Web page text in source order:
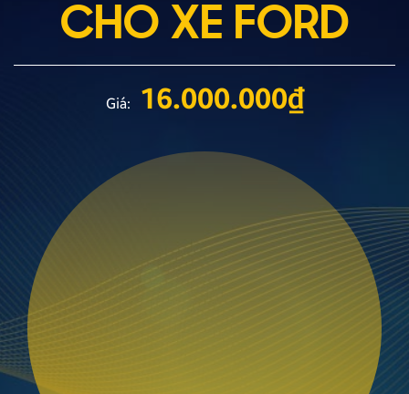
CHO XE FORD
Giá: 16.000.000₫